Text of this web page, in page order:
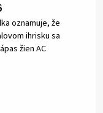
oznamuje, že
ihrisku sa
žien AC